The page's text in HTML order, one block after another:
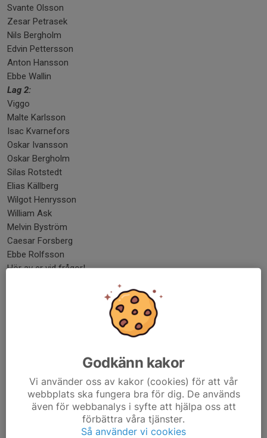
Svante Olsson
Zesar Petrasek
Nils Bergholm
Edvin Pettersson
Anton Hansson
Ebbe Wallin
Lag 2:
Viggo
Malte Karlsson
Isac Kvarnefors
Oskar Ivansson
Oskar Bergholm
Silas Rotstedt
Elias Källberg
Wilgot Henrysson
William Ask
Melvin Byström
Caesar Forsberg
Ebbe Rolfsson
Hör av er vid frågor!
Vi återkommer med mer information kring samlingstider, mat
Kommentarer Visa alla kommentarer (15)...
David Petrasek 4 apr, 11:45
Vi har 2 platser till och från Linköping på lördagen. Lag 1.
Godkänn kakor
Vi använder oss av kakor (cookies) för att vår
webbplats ska fungera bra för dig. De används
även för webbanalys i syfte att hjälpa oss att
förbättra våra tjänster.
Så använder vi cookies